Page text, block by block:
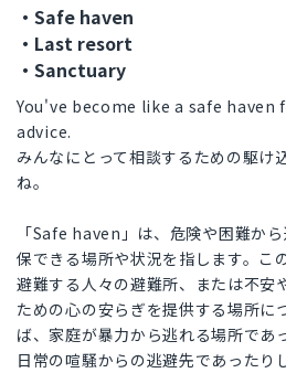
・Safe haven
・Last resort
・Sanctuary
You've become like a safe
advice.
みんなにとって相談するための駆け
ね。
「Safe haven」は、危険や困難か
保できる場所や状況を指します。こ
避難する人々の避難所、または不安
ための心の安らぎを提供する場所に
ば、家庭が暴力から逃れる場所であ
日常の喧騒からの逃避先であったり